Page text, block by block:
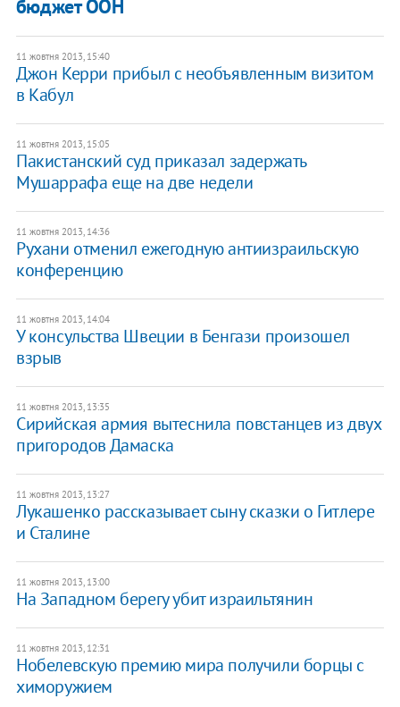
бюджет ООН
11 жовтня 2013, 15:40
​Джон Керри прибыл с необъявленным визитом
в Кабул
11 жовтня 2013, 15:05
Пакистанский суд приказал задержать
Мушаррафа еще на две недели
11 жовтня 2013, 14:36
Рухани отменил ежегодную антиизраильскую
конференцию
11 жовтня 2013, 14:04
У консульства Швеции в Бенгази произошел
взрыв
11 жовтня 2013, 13:35
Сирийская армия вытеснила повстанцев из двух
пригородов Дамаска
11 жовтня 2013, 13:27
Лукашенко рассказывает сыну сказки о Гитлере
и Сталине
11 жовтня 2013, 13:00
​На Западном берегу убит израильтянин
11 жовтня 2013, 12:31
Нобелевскую премию мира получили борцы с
химоружием